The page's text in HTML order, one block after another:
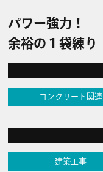
パワー強力！
余裕の１袋練り
コンクリート関連
建築工事